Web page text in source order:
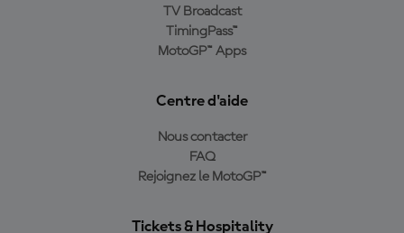
TV Broadcast
TimingPass™
MotoGP™ Apps
Centre d'aide
Nous contacter
FAQ
Rejoignez le MotoGP™
Tickets & Hospitality